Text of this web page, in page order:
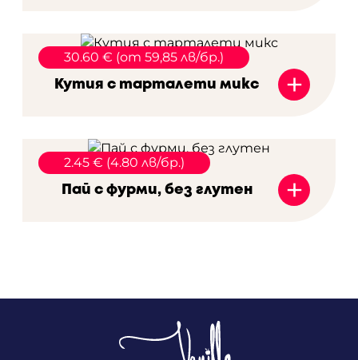
Кутия с тарталети микс +
30.60 € (от 59,85 лв/бр.)
Пай с фурми, без глутен +
2.45 € (4.80 лв/бр.)